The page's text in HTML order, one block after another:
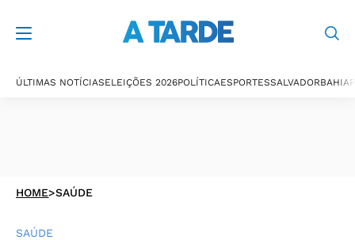
ÚLTIMAS NOTÍCIASELEIÇÕES 2026POLÍTICAESPORTESSALVADORBAHIA
HOME>SAÚDE
SAÚDE